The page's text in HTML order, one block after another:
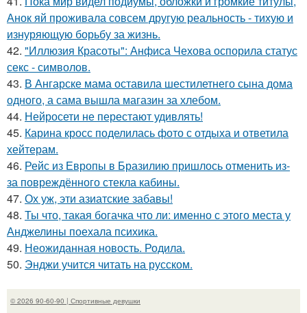
Анок яй проживала совсем другую реальность - тихую и
изнуряющую борьбу за жизнь.
42. "Иллюзия Красоты": Анфиса Чехова оспорила статус
секс - символов.
43. В Ангарске мама оставила шестилетнего сына дома
одного, а сама вышла магазин за хлебом.
44. Нейросети не перестают удивлять!
45. Карина кросс поделилась фото с отдыха и ответила
хейтерам.
46. Рейс из Европы в Бразилию пришлось отменить из-
за повреждённого стекла кабины.
47. Ох уж, эти азиатские забавы!
48. Ты что, такая богачка что ли: именно с этого места у
Анджелины поехала психика.
49. Неожиданная новость. Родила.
50. Энджи учится читать на русском.
© 2026 90-60-90 | Спортивные девушки